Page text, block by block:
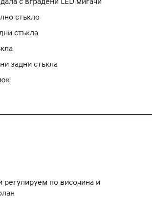
стъкло
стъкла
задни стъкла
регулируем по височина и